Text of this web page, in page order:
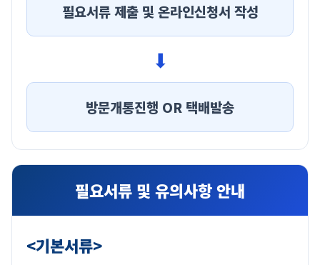
필요서류 제출 및 온라인신청서 작성
⬇
방문개통진행 OR 택배발송
필요서류 및 유의사항 안내
<기본서류>